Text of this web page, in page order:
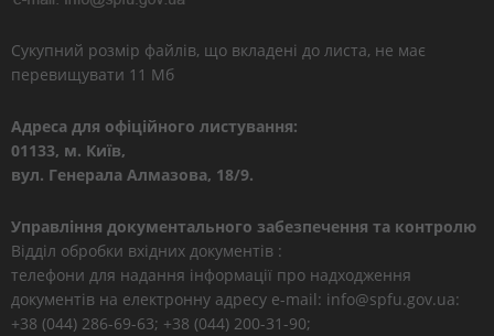
Сукупний розмір файлів, що вкладені до листа, не має
перевищувати 11 Мб
Адреса для офіційного листування:
01133, м. Київ,
вул. Генерала Алмазова, 18/9.
Управління документального забезпечення та контролю
Відділ обробки вхідних документів :
телефони для надання інформації про надходження
документів на електронну адресу e-mail: info@spfu.gov.ua:
+38 (044) 286-69-63; +38 (044) 200-31-90;